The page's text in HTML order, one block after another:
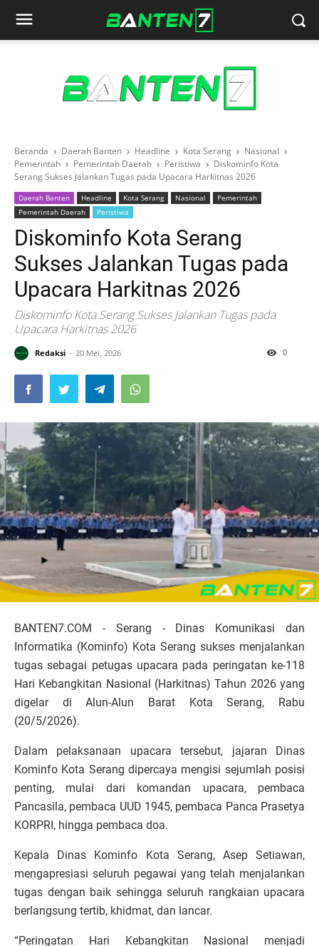
Beranda Daerah Banten Headline Kota Serang
Nasional
Pemerintah
Pemerintah Daerah Peristiwa
Diskominfo Kota
Serang Sukses Jalankan Tugas pada Upacara Harkitnas 2026
Daerah Banten Headline Kota Serang Nasional
Pemerintah
Pemerintah Daerah
Peristiwa
Diskominfo Kota Serang
Sukses Jalankan Tugas pada
Upacara Harkitnas 2026
Diskominfo Kota Serang Sukses Jalankan Tugas pada
Upacara Harkitnas 2026
Redaksi 20 Mei, 2026 0
BANTEN7.COM - Serang - Dinas Komunikasi dan
Informatika (Kominfo) Kota Serang sukses menjalankan
tugas sebagai petugas upacara pada peringatan ke-118
Hari Kebangkitan Nasional (Harkitnas) Tahun 2026 yang
digelar di Alun-Alun Barat Kota Serang, Rabu
(20/5/2026).
Dalam pelaksanaan upacara tersebut, jajaran Dinas
Kominfo Kota Serang dipercaya mengisi sejumlah posisi
penting, mulai dari komandan upacara, pembaca
Pancasila, pembaca UUD 1945, pembaca Panca Prasetya
KORPRI, hingga pembaca doa.
Kepala Dinas Kominfo Kota Serang, Asep Setiawan,
mengapresiasi seluruh pegawai yang telah menjalankan
tugas dengan baik sehingga seluruh rangkaian upacara
berlangsung tertib, khidmat, dan lancar.
“Peringatan Hari Kebangkitan Nasional menjadi